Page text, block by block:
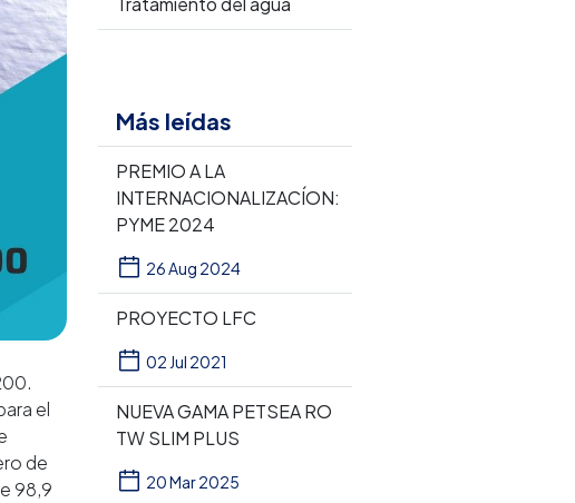
Más leídas
PREMIO A LA
INTERNACIONALIZACÍON:
PYME 2024
26 Aug 2024
PROYECTO LFC
02 Jul 2021
NUEVA GAMA PETSEA RO
TW SLIM PLUS
20 Mar 2025
el
de
98,9